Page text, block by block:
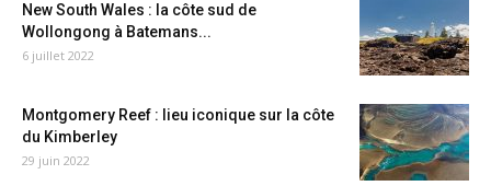
New South Wales : la côte sud de
Wollongong à Batemans...
6 juillet 2022
Montgomery Reef : lieu iconique sur la côte
du Kimberley
29 juin 2022